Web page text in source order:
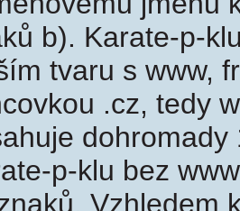
b). Karate-p-
tvaru s www,
.cz, tedy
p-klu bez
Vzhledem